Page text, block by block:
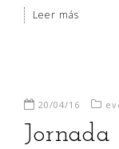
Leer más
20/04/16